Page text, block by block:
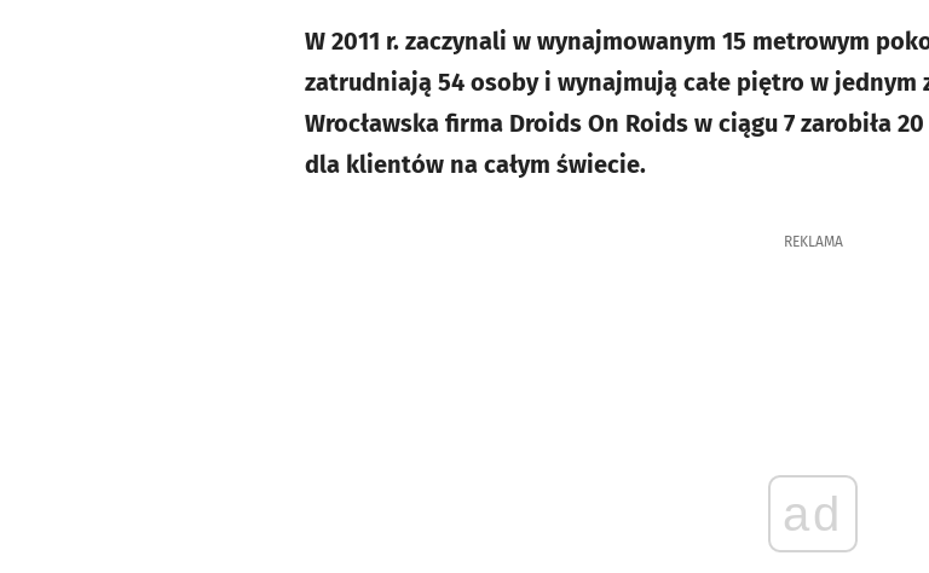
W 2011 r. zaczynali w wynajmowanym 15 metrowym
zatrudniają 54 osoby i wynajmują całe piętro w jednym
Wrocławska firma Droids On Roids w ciągu 7 zarobiła
dla klientów na całym świecie.
REKLAMA
ad